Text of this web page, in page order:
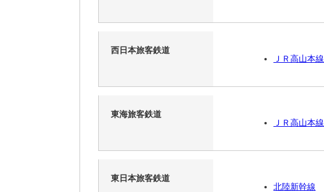
西日本旅客鉄道
ＪＲ高山本線
東海旅客鉄道
ＪＲ高山本線
東日本旅客鉄道
北陸新幹線